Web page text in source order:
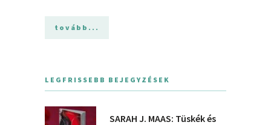
tovább...
LEGFRISSEBB BEJEGYZÉSEK
SARAH J. MAAS: Tüskék és